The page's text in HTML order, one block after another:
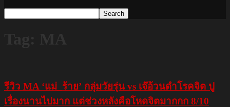
รีวิว MA ‘แม่_ร้าย’ กลุ่มวัยรุ่น vs เจ๊อ้วนดำโรคจิต ปู
เรื่องนานไปมาก แต่ช่วงหลังคือโหดจิตมากกก 8/10